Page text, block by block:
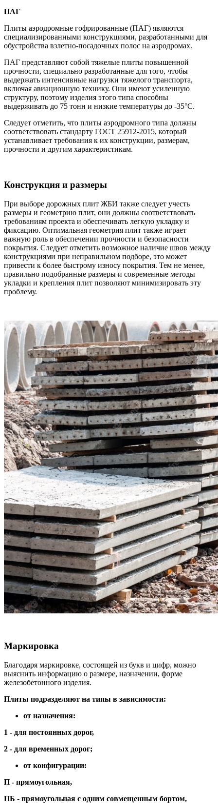
ПАГ
Плиты аэродромные гофрированные (ПАГ) являются
специализированными конструкциями, разработанными для
обустройства взлетно-посадочных полос на аэродромах.
ПАГ представляют собой тяжелые плиты повышенной
прочности, специально разработанные для того, чтобы
выдержать интенсивные нагрузки тяжелого транспорта,
включая авиационную технику. Они имеют усиленную
структуру, поэтому изделия этого типа способны
выдерживать до 75 тонн и низкие температуры до -35°C.
Следует отметить, что плиты аэродромного типа должны
соответствовать стандарту ГОСТ 25912-2015, который
устанавливает требования к их конструкции, размерам,
прочности и другим характеристикам.
Конструкция и размеры
При выборе дорожных плит ЖБИ также следует учесть
размеры и геометрию плит, они должны соответствовать
требованиям проекта и обеспечивать легкую укладку и
фиксацию. Оптимальная геометрия плит также играет
важную роль в обеспечении прочности и безопасности
покрытия. Следует отметить возможное наличие швов между
конструкциями при неправильном подборе, это может
привести к более быстрому износу покрытия. Тем не менее,
правильно подобранные размеры и современные методы
укладки и крепления плит позволяют минимизировать эту
проблему.
Маркировка
Благодаря маркировке, состоящей из букв и цифр, можно
выяснить информацию о размере, назначении, форме
железобетонного изделия.
Плиты подразделяют на типы в зависимости:
от назначения:
1 - для постоянных дорог,
2 - для временных дорог;
от конфигурации:
П - прямоугольная,
ПБ - прямоугольная с одним совмещенным бортом,